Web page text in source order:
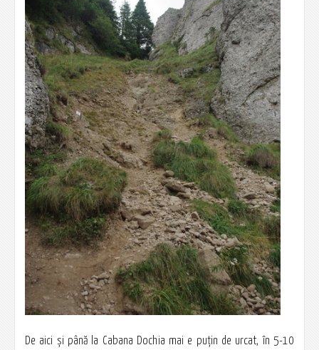
De aici şi până la Cabana Dochia mai e puţin de urcat, în 5-10